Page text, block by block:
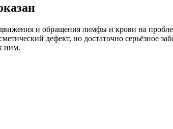
и обращения лимфы и крови на
дефект, но достаточно серьёзное
ним.